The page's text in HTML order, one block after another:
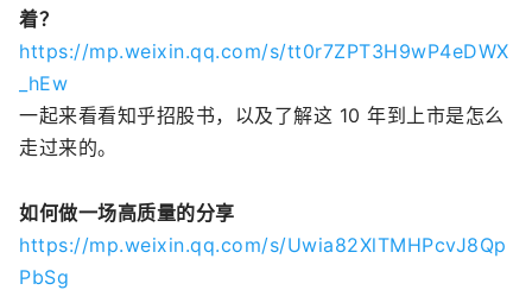
着？
https://mp.weixin.qq.com/s/tt0r7ZPT3H9wP4eDWX
_hEw
一起来看看知乎招股书，以及了解这 10 年到上市是怎么
走过来的。
如何做一场高质量的分享
https://mp.weixin.qq.com/s/Uwia82XlTMHPcvJ8Qp
PbSg